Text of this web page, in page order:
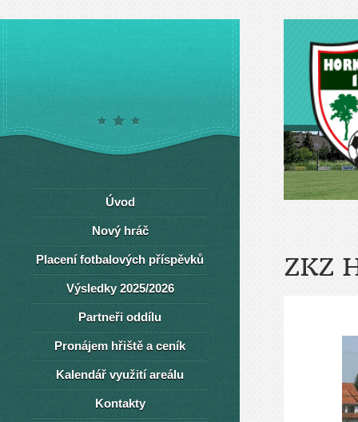
ZKZ
Úvod
Nový hráč
Placení fotbalových příspěvků
Výsledky 2025/2026
Partneři oddílu
Pronájem hřiště a ceník
Kalendář využití areálu
Kontakty